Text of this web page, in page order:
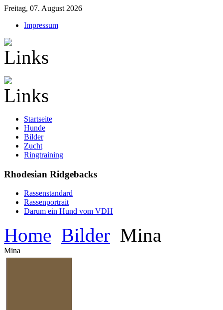
Freitag, 07. August 2026
Impressum
Startseite
Hunde
Bilder
Zucht
Ringtraining
Rhodesian Ridgebacks
Rassenstandard
Rassenportrait
Darum ein Hund vom VDH
Home Bilder Mina
Mina